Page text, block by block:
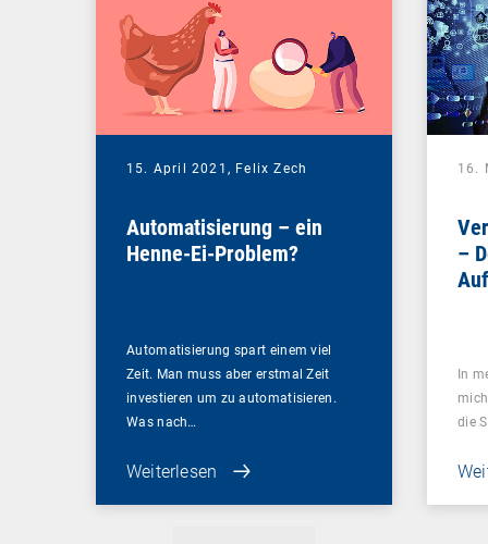
15. April 2021, Felix Zech
Automatisierung – ein
Henne-Ei-Problem?
Automatisierung spart einem viel
Zeit. Man muss aber erstmal Zeit
investieren um zu automatisieren.
Was nach…
Weiterlesen
16.
–
In
die